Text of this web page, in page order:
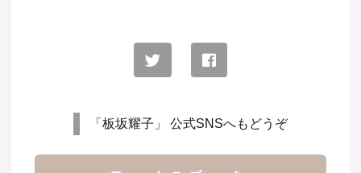
「板坂耀子」 公式SNSへもどうぞ